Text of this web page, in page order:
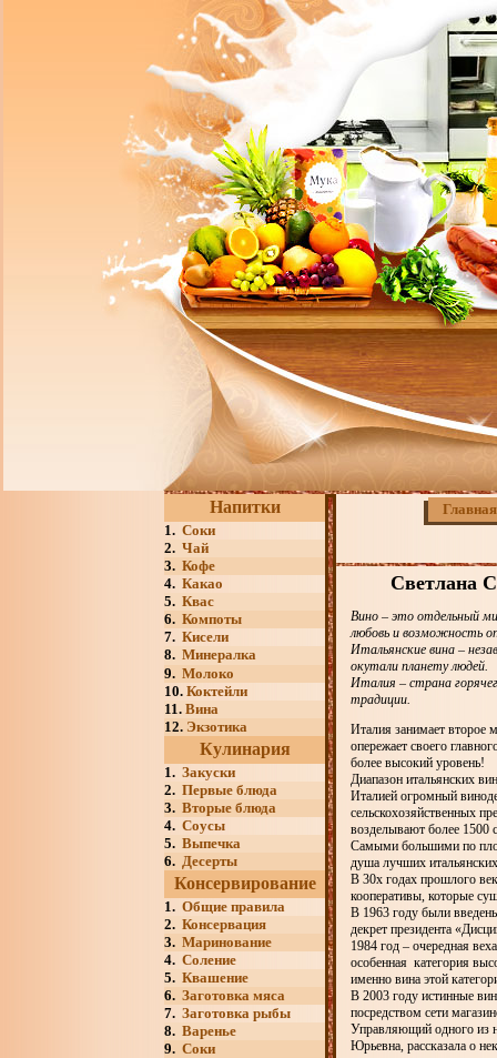
Напитки
1. Соки
2. Чай
3. Кофе
4. Какао
5. Квас
6. Компоты
7. Кисели
8. Минералка
9. Молоко
10. Коктейли
11. Вина
12. Экзотика
Кулинария
1. Закуски
2. Первые блюда
3. Вторые блюда
4. Соусы
5. Выпечка
6. Десерты
Консервирование
1. Общие правила
2. Консервация
3. Маринование
4. Соление
5. Квашение
6. Заготовка мяса
7. Заготовка рыбы
8. Варенье
9. Соки
Главная
Светлана
Вино – это отдельный
любовь и возможность
Итальянские вина –
окутали планету людей.
Италия – страна
традиции.
Италия занимает второе
опережает своего
более высокий уровень!
Диапазон итальянских
Италией огромный
сельскохозяйственных
возделывают более 1500
Самыми большими по
душа лучших
В 30х годах прошлого
кооперативы, которые
В 1963 году были
декрет президента
1984 год – очередная
особенная категория
именно вина этой
В 2003 году истинные
посредством сети
Управляющий одного из
Юрьевна, рассказала о